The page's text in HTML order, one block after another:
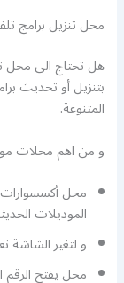
محل تنزيل برامج
هل تحتاج الى محل
بتنزيل أو تحديث
المتنوعة.
و من اهم محلات
محل
الموديلات
و لتغير الشاشة
محل يفتح الرقم